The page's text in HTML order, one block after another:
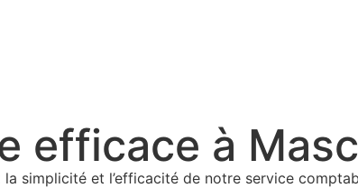
efficace à
simplicité et l’efficacité de notre service